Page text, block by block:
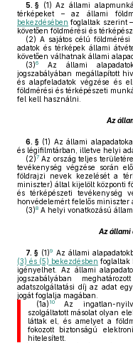
5. § (1) Az állami
térképeket – az állami
bekezdésében foglaltak szerint
követően földmérési és
(2) A sajátos célú
adatok és térképek állami
követően válhatnak állami
(3)6
Az állami
jogszabályában megállapított
és alapfeladatok végzése és
földmérési és térképészeti
fel kell használni.
Az
6. § (1) Az állami
és légifilmtárban, illetve helyi
(2)7 Az ország teljes
tevékenység végzése során
földrajzi nevek kezelését a
miniszter) által kijelölt központi
és térképészeti tevékenység
honvédelemért felelős miniszter
(3)8 A helyi vonatkozású
Az állami
7. § (1)9 Az állami
(3) és (5) bekezdésben foglaltak
igényelhet. Az állami
jogszabályában
adatszolgáltatási díj az adat
jogát foglalja magában.
(1a) 10Az ingatlan-
szolgáltatott másolat olyan
láttak el, és amelyet a
fokozott biztonságú
hitelesített.